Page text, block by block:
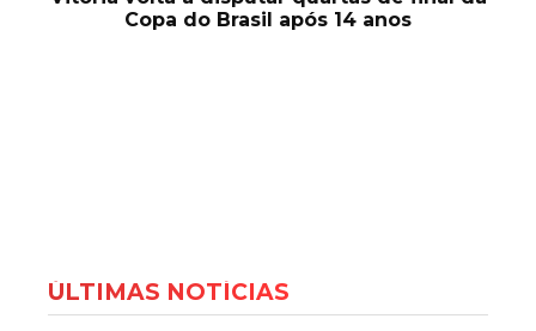
Copa do Brasil após 14 anos
ÚLTIMAS NOTÍCIAS